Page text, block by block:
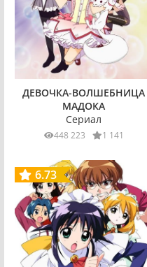
ДЕВОЧКА-ВОЛШЕБНИЦА
МАДОКА
Сериал
448 223 1 141
6.73